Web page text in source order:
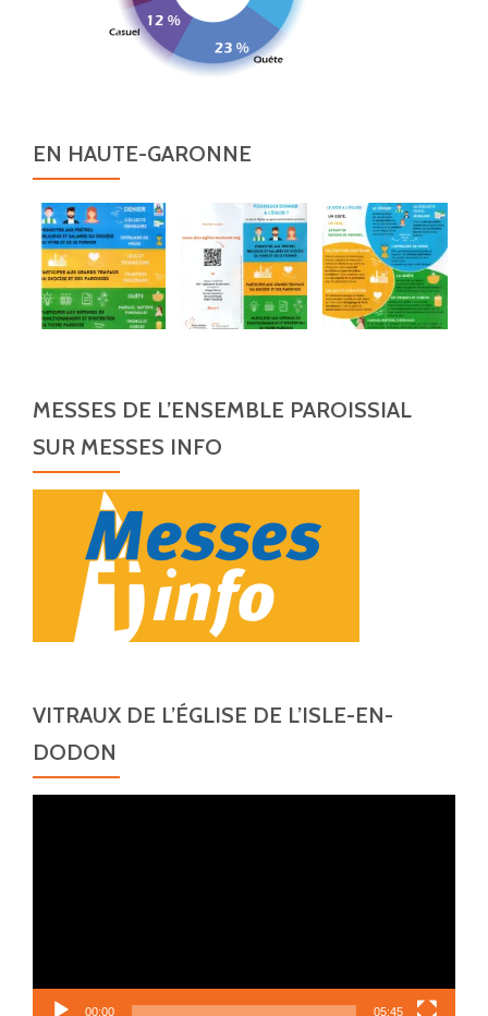
EN HAUTE-GARONNE
MESSES DE L’ENSEMBLE PAROISSIAL
SUR MESSES INFO
VITRAUX DE L’ÉGLISE DE L’ISLE-EN-
DODON
00:00 05:45